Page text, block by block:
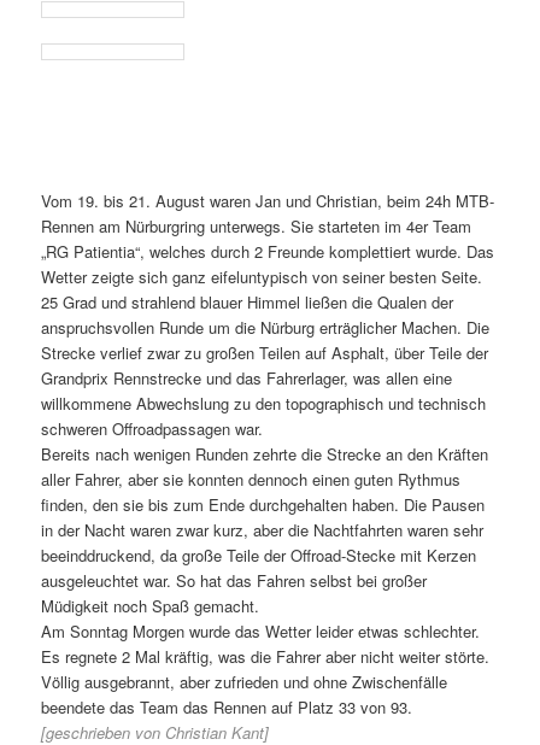
Vom 19. bis 21. August waren Jan und Christian, beim 24h MTB-
Rennen am Nürburgring unterwegs. Sie starteten im 4er Team
„RG Patientia“, welches durch 2 Freunde komplettiert wurde. Das
Wetter zeigte sich ganz eifeluntypisch von seiner besten Seite.
25 Grad und strahlend blauer Himmel ließen die Qualen der
anspruchsvollen Runde um die Nürburg erträglicher Machen. Die
Strecke verlief zwar zu großen Teilen auf Asphalt, über Teile der
Grandprix Rennstrecke und das Fahrerlager, was allen eine
willkommene Abwechslung zu den topographisch und technisch
schweren Offroadpassagen war.
Bereits nach wenigen Runden zehrte die Strecke an den Kräften
aller Fahrer, aber sie konnten dennoch einen guten Rythmus
finden, den sie bis zum Ende durchgehalten haben. Die Pausen
in der Nacht waren zwar kurz, aber die Nachtfahrten waren sehr
beeinddruckend, da große Teile der Offroad-Stecke mit Kerzen
ausgeleuchtet war. So hat das Fahren selbst bei großer
Müdigkeit noch Spaß gemacht.
Am Sonntag Morgen wurde das Wetter leider etwas schlechter.
Es regnete 2 Mal kräftig, was die Fahrer aber nicht weiter störte.
Völlig ausgebrannt, aber zufrieden und ohne Zwischenfälle
beendete das Team das Rennen auf Platz 33 von 93.
[geschrieben von Christian Kant]